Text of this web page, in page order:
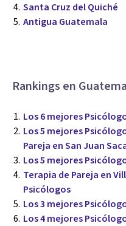
Santa Cruz del Quiché
Antigua Guatemala
Rankings en
Los 6 mejores
Los 5 mejores
Pareja en San Juan
Los 5 mejores
Terapia de Pareja en
Psicólogos
Los 3 mejores
Los 4 mejores